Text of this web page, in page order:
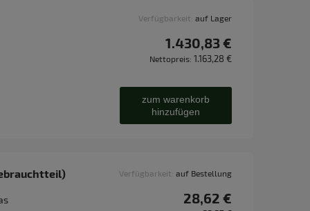
Verfügbarkeit: auf Lager
1.430,83 €
Nettopreis: 1.163,28 €
zum warenkorb
hinzufügen
Verfügbarkeit: auf Bestellung
28,62 €